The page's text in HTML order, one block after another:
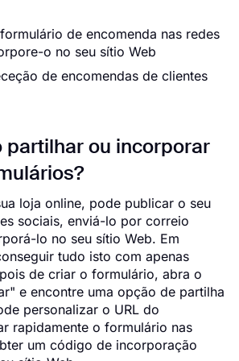
de encomenda nas redes
o no seu sítio Web
de encomendas de clientes
partilhar ou incorporar
loja online, pode publicar o seu
sociais, enviá-lo por correio
lo no seu sítio Web. Em
tudo isto com apenas
de criar o formulário, abra o
e encontre uma opção de partilha
personalizar o URL do
rapidamente o formulário nas
um código de incorporação